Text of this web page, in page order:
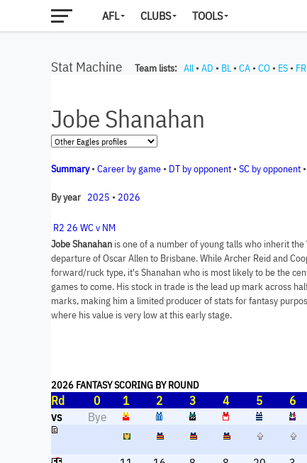
AFL CLUBS TOOLS
Stat Machine Team lists: All • AD • BL • CA • CO • ES • FR